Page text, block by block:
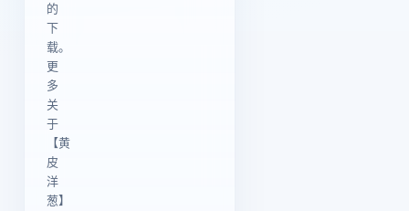
的
下
载。
更
多
关
于
【黄
皮
洋
葱】